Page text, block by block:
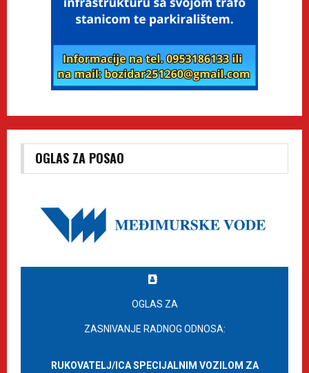
OGLAS ZA POSAO
OGLAS ZA
ZASNIVANJE RADNOG ODNOSA:
RUKOVATELJ/ICA SPECIJALNIM VOZILOM ZA